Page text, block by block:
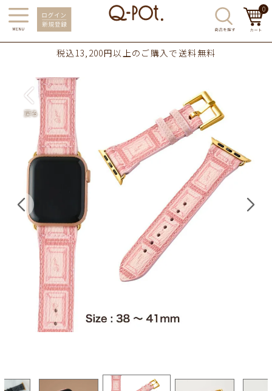
0
税込13,200円以上のご購入で送料無料